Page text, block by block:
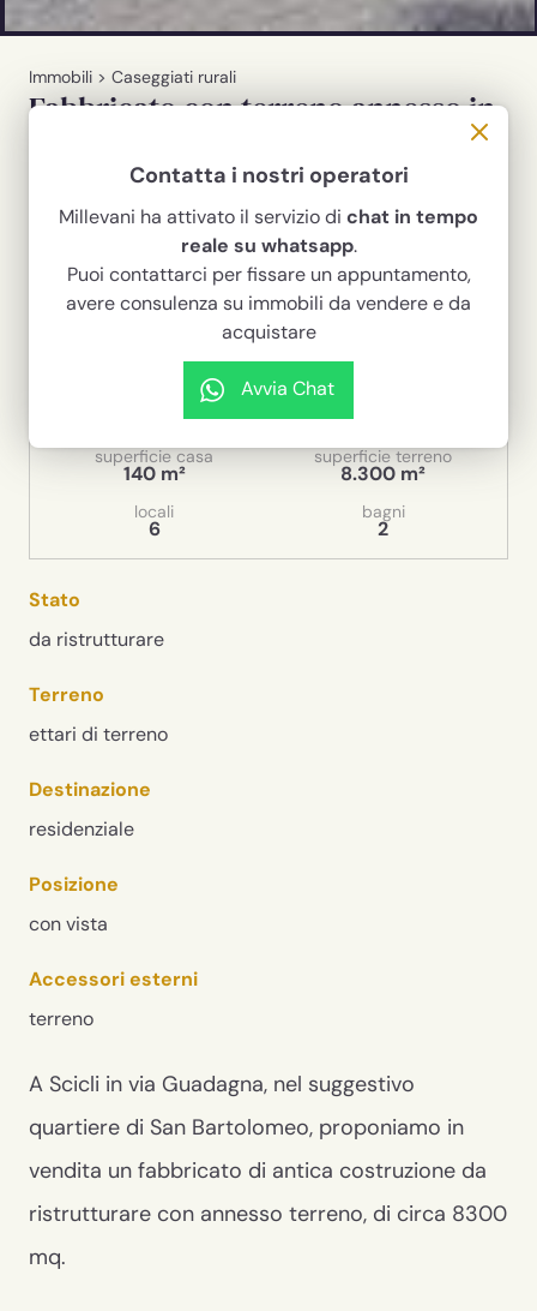
Immobili > Caseggiati rurali
Fabbricato con terreno annesso in
Guadagna a Scicli
situato nei pressi del quartiere di San
135.000 €
Rustico / Casale Vendita
superficie casa
140 m²
superficie terreno
8.300 m²
locali
6
bagni
2
Stato
da ristrutturare
Terreno
ettari di terreno
Destinazione
residenziale
Posizione
con vista
Accessori esterni
terreno
A Scicli in via Guadagna, nel suggestivo
quartiere di San Bartolomeo, proponiamo in
vendita un fabbricato di antica costruzione da
ristrutturare con annesso terreno, di circa 8300
mq.
Contatta i nostri operatori
Millevani ha attivato il servizio di chat in tempo
reale su whatsapp.
Puoi contattarci per fissare un appuntamento,
avere consulenza su immobili da vendere e da
acquistare
Avvia Chat